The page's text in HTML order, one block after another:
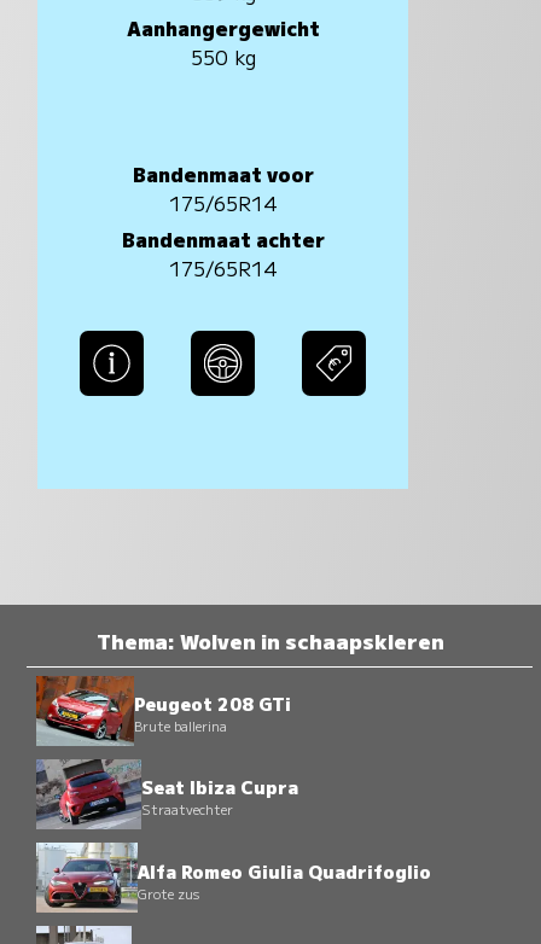
Aanhangergewicht
550 kg
Bandenmaat voor
175/65R14
Bandenmaat achter
175/65R14
Thema: Wolven in schaapskleren
Peugeot 208 GTi
Brute ballerina
Seat Ibiza Cupra
Straatvechter
Alfa Romeo Giulia Quadrifoglio
Grote zus